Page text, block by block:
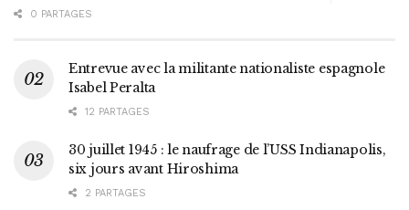
0 PARTAGES
Entrevue avec la militante nationaliste espagnole
Isabel Peralta
12 PARTAGES
30 juillet 1945 : le naufrage de l’USS Indianapolis,
six jours avant Hiroshima
2 PARTAGES